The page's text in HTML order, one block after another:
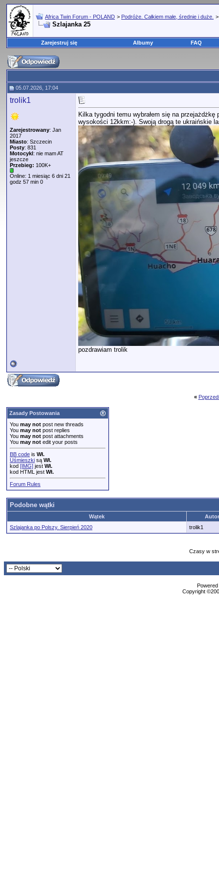
Africa Twin Forum - POLAND > Podróże. Całkiem małe, średnie i duże.
Szlajanka 25
Zarejestruj się Albumy FAQ
05.07.2026, 17:04
trolik1
Zarejestrowany: Jan
2017
Miasto: Szczecin
Posty: 831
Motocykl: nie mam AT
jeszcze
Przebieg: 100K+
Online: 1 miesiąc 6 dni 21
godz 57 min 0
Kilka tygodni temu wybrałem się na
wysokości 12kkm:-). Swoją drogą te ukraińskie
pozdrawiam trolik
«
Zasady Postowania
You may not post new threads
You may not post replies
You may not post attachments
You may not edit your posts
BB code is Wł.
Uśmieszki są Wł.
kod [IMG] jest Wł.
kod HTML jest Wł.
Forum Rules
Podobne wątki
Wątek
Szlajanka po Polszy. Sierpień 2020
trolik1
Czasy w
Copyright